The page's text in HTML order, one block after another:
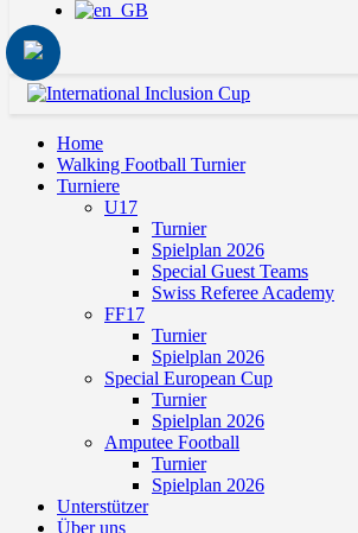
Home
Walking Football Turnier
Turniere
U17
Turnier
Spielplan 2026
Special Guest Teams
Swiss Referee Academy
FF17
Turnier
Spielplan 2026
Special European Cup
Turnier
Spielplan 2026
Amputee Football
Turnier
Spielplan 2026
Unterstützer
Über uns